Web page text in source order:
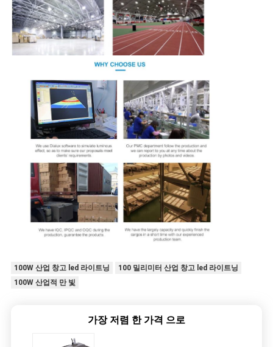
100W 산업 창고 led 라이트닝
100 밀리미터 산업 창고 led 라이트닝
100W 산업적 만 빛
가장 저렴 한 가격 으로